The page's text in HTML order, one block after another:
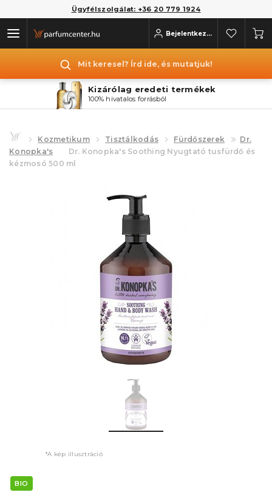
Ügyfélszolgálat: +36 20 779 1924
Bejelentkezés
Mit keresel? Írd ide, és mutatjuk!
Kizárólag eredeti termékek
100% hivatalos forrásból
Kozmetikum Tisztálkodás Fürdőszerek
Dr.
Konopka's
Dr. Konopka's Soothing Nyugtató tusfürdő és
kézmosó 500 ml
*A kép illusztráció
BIO